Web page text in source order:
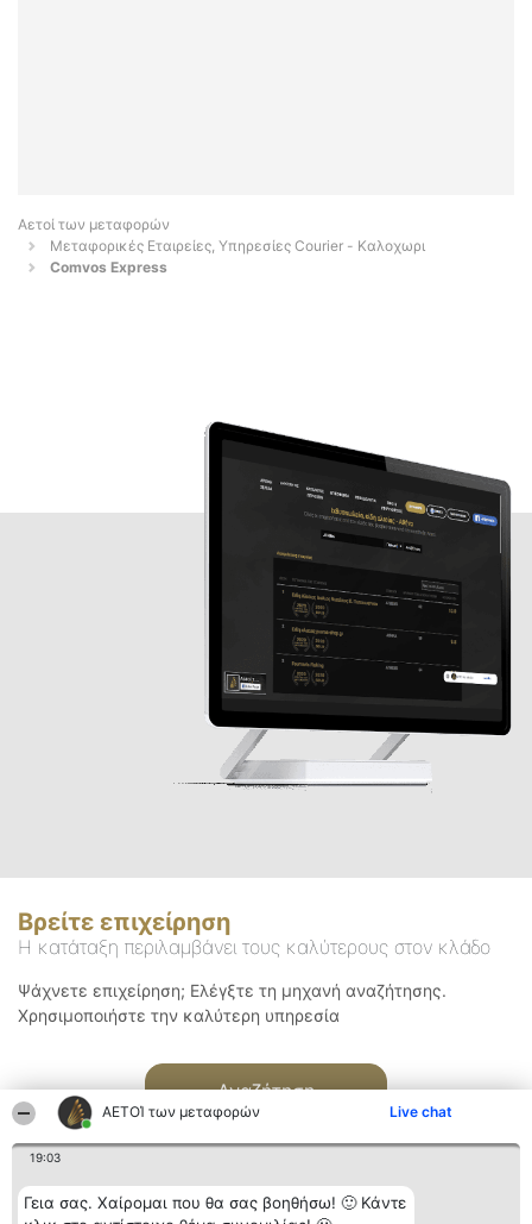
ΑΕΤΟΊ των μεταφορών Live chat
19:03
Γεια σας. Χαίρομαι που θα σας βοηθήσω! 🙂 Κάντε
Αετοί των μεταφορών
Μεταφορικές Εταιρείες, Υπηρεσίες Courier - Καλοχωρι
Comvos Express
Βρείτε επιχείρηση
Η κατάταξη περιλαμβάνει τους καλύτερους στον κλάδο
Ψάχνετε επιχείρηση; Ελέγξτε τη μηχανή αναζήτησης.
Χρησιμοποιήστε την καλύτερη υπηρεσία
Αναζήτηση